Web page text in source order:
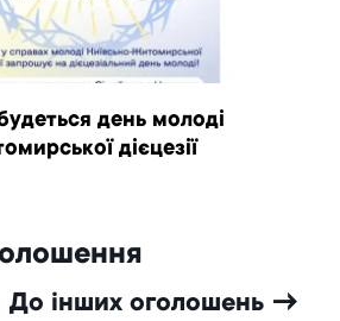
день молоді
дієцезії
До інших оголошень →